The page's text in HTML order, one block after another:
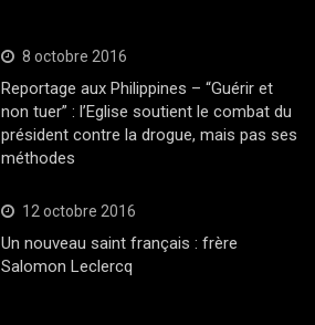
8 octobre 2016
Reportage aux Philippines – “Guérir et
non tuer” : l’Eglise soutient le combat du
président contre la drogue, mais pas ses
méthodes
12 octobre 2016
Un nouveau saint français : frère
Salomon Leclercq